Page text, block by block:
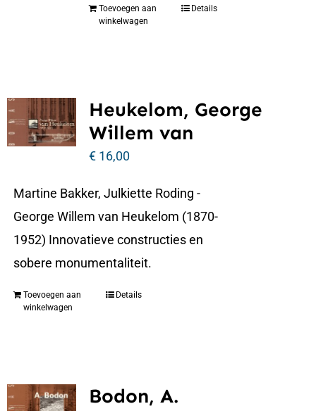
Toevoegen aan
winkelwagen
Details
Heukelom, George
Willem van
€16,00
Martine Bakker, Julkiette Roding -
George Willem van Heukelom (1870-
1952) Innovatieve constructies en
sobere monumentaliteit.
Toevoegen aan
winkelwagen
Details
Bodon, A.